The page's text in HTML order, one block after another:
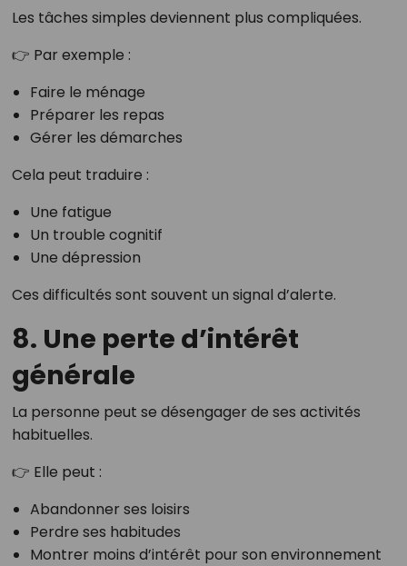
Les tâches simples deviennent plus compliquées.
👉 Par exemple :
Faire le ménage
Préparer les repas
Gérer les démarches
Cela peut traduire :
Une fatigue
Un trouble cognitif
Une dépression
Ces difficultés sont souvent un signal d’alerte.
8. Une perte d’intérêt
générale
La personne peut se désengager de ses activités
habituelles.
👉 Elle peut :
Abandonner ses loisirs
Perdre ses habitudes
Montrer moins d’intérêt pour son environnement